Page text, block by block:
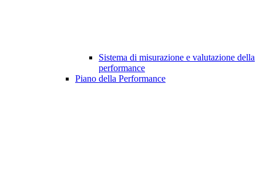
Sistema di misurazione e valutazione della
performance
Piano della Performance